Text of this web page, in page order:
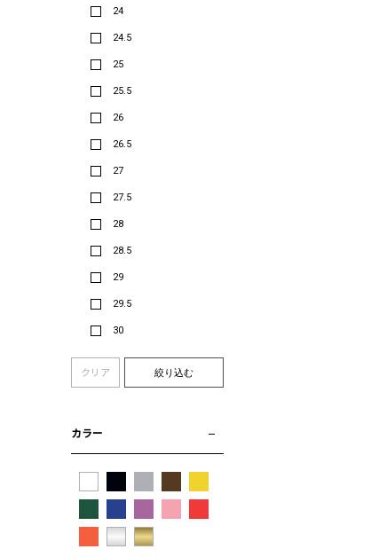
24
24.5
25
25.5
26
26.5
27
27.5
28
28.5
29
29.5
30
クリア 絞り込む
カラー